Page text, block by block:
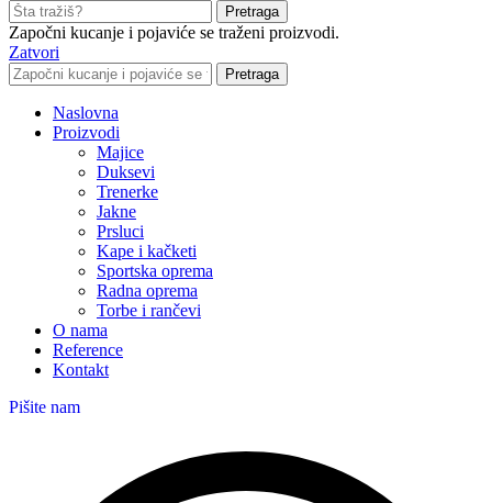
Pretraga
Započni kucanje i pojaviće se traženi proizvodi.
Zatvori
Pretraga
Naslovna
Proizvodi
Majice
Duksevi
Trenerke
Jakne
Prsluci
Kape i kačketi
Sportska oprema
Radna oprema
Torbe i rančevi
O nama
Reference
Kontakt
Pišite nam